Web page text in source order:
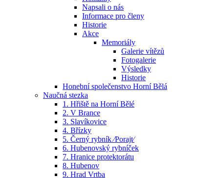
Napsali o nás
Informace pro členy
Historie
Akce
Memoriály
Galerie vítězů
Fotogalerie
Výsledky
Historie
Honební společenstvo Horní Bělá
Naučná stezka
1. Hřiště na Horní Bělé
2. V Brance
3. Slavíkovice
4. Břízky
5. Černý rybník ⁄Porajt⁄
6. Hubenovský rybníček
7. Hranice protektorátu
8. Hubenov
9. Hrad Vrtba